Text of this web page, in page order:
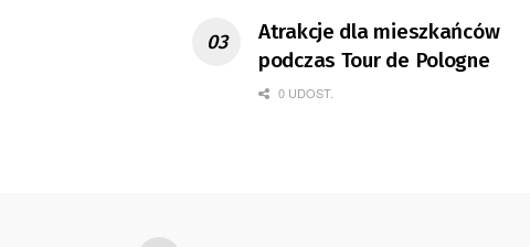
Atrakcje dla mieszkańców
podczas Tour de Pologne
0 UDOST.